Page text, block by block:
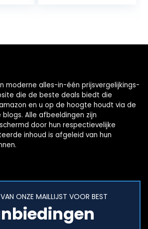
moderne alles-in-één prijsvergelijkings-
die de beste deals biedt die
en u op de hoogte houdt via de
Alle afbeeldingen zijn
door hun respectievelijke
inhoud is afgeleid van hun
ONZE MAILLIJST VOOR BEST